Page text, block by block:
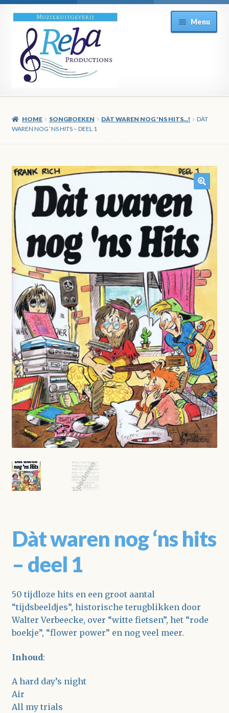
Ga
door
naar
navigatie
Ga
direct
naar
de
inhoud
Menu
HOME SONGBOEKEN DÀT WAREN NOG 'NS HITS...!
DÀT
WAREN NOG ‘NS HITS – DEEL 1
Dàt waren nog ‘ns hits
– deel 1
50 tijdloze hits en een groot aantal
“tijdsbeeldjes”, historische terugblikken door
Walter Verbeecke, over “witte fietsen”, het “rode
boekje”, “flower power” en nog veel meer.
Inhoud:
A hard day’s night
Air
All my trials